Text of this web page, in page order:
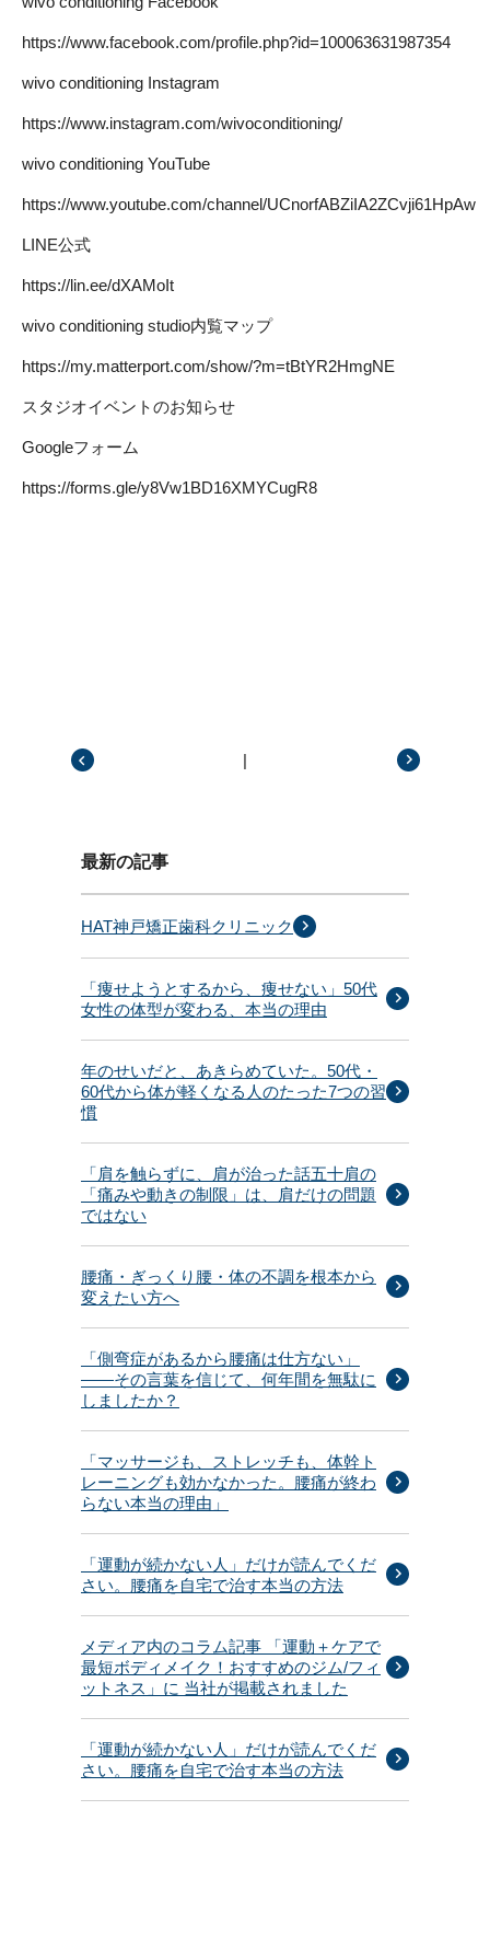
https://www.facebook.com/profile.php?id=100063631987354
wivo conditioning Instagram
https://www.instagram.com/wivoconditioning/
wivo conditioning YouTube
https://www.youtube.com/channel/UCnorfABZiIA2ZCvji61HpAw
LINE公式
https://lin.ee/dXAMoIt
wivo conditioning studio内覧マップ
https://my.matterport.com/show/?m=tBtYR2HmgNE
スタジオイベントのお知らせ
Googleフォーム
https://forms.gle/y8Vw1BD16XMYCugR8
|
最新の記事
HAT神戸矯正歯科クリニック
「痩せようとするから、痩せない」50代
女性の体型が変わる、本当の理由
年のせいだと、あきらめていた。50代・
60代から体が軽くなる人のたった7つの習
慣
「肩を触らずに、肩が治った話五十肩の
「痛みや動きの制限」は、肩だけの問題
ではない
腰痛・ぎっくり腰・体の不調を根本から
変えたい方へ
「側弯症があるから腰痛は仕方ない」
——その言葉を信じて、何年間を無駄に
しましたか？
「マッサージも、ストレッチも、体幹ト
レーニングも効かなかった。腰痛が終わ
らない本当の理由」
「運動が続かない人」だけが読んでくだ
さい。腰痛を自宅で治す本当の方法
メディア内のコラム記事 「運動＋ケアで
最短ボディメイク！おすすめのジム/フィ
ットネス」に 当社が掲載されました
「運動が続かない人」だけが読んでくだ
さい。腰痛を自宅で治す本当の方法